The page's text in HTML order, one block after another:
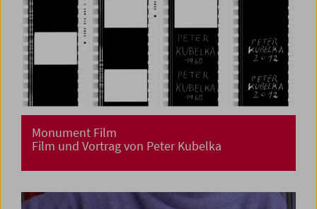
Monument Film
Film und Vortrag von Peter Kubelka